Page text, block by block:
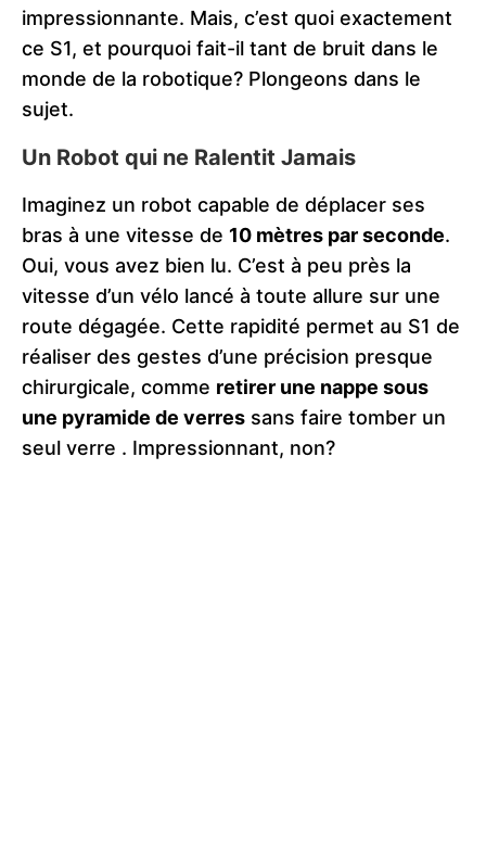
impressionnante. Mais, c’est quoi exactement
ce S1, et pourquoi fait-il tant de bruit dans le
monde de la robotique? Plongeons dans le
sujet.
Un Robot qui ne Ralentit Jamais
Imaginez un robot capable de déplacer ses
bras à une vitesse de 10 mètres par seconde.
Oui, vous avez bien lu. C’est à peu près la
vitesse d’un vélo lancé à toute allure sur une
route dégagée. Cette rapidité permet au S1 de
réaliser des gestes d’une précision presque
chirurgicale, comme retirer une nappe sous
une pyramide de verres sans faire tomber un
seul verre​ . Impressionnant, non?